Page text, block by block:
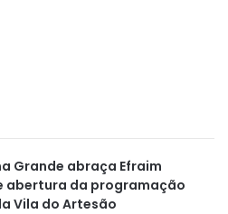
Grande abraça Efraim
abertura da programação
Vila do Artesão